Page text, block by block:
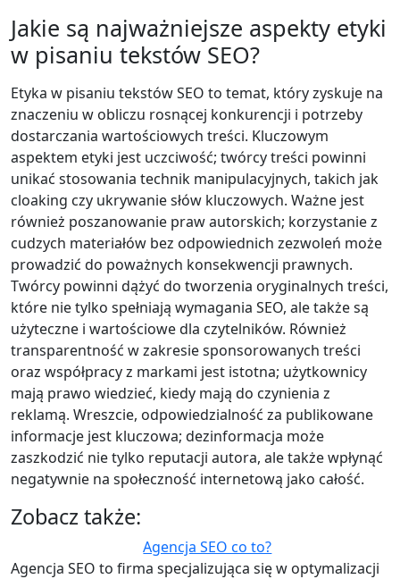
Jakie są najważniejsze aspekty etyki
w pisaniu tekstów SEO?
Etyka w pisaniu tekstów SEO to temat, który zyskuje na
znaczeniu w obliczu rosnącej konkurencji i potrzeby
dostarczania wartościowych treści. Kluczowym
aspektem etyki jest uczciwość; twórcy treści powinni
unikać stosowania technik manipulacyjnych, takich jak
cloaking czy ukrywanie słów kluczowych. Ważne jest
również poszanowanie praw autorskich; korzystanie z
cudzych materiałów bez odpowiednich zezwoleń może
prowadzić do poważnych konsekwencji prawnych.
Twórcy powinni dążyć do tworzenia oryginalnych treści,
które nie tylko spełniają wymagania SEO, ale także są
użyteczne i wartościowe dla czytelników. Również
transparentność w zakresie sponsorowanych treści
oraz współpracy z markami jest istotna; użytkownicy
mają prawo wiedzieć, kiedy mają do czynienia z
reklamą. Wreszcie, odpowiedzialność za publikowane
informacje jest kluczowa; dezinformacja może
zaszkodzić nie tylko reputacji autora, ale także wpłynąć
negatywnie na społeczność internetową jako całość.
Zobacz także:
Agencja SEO co to?
Agencja SEO to firma specjalizująca się w optymalizacji